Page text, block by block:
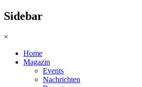
Sidebar
×
Home
Magazin
Events
Nachrichten